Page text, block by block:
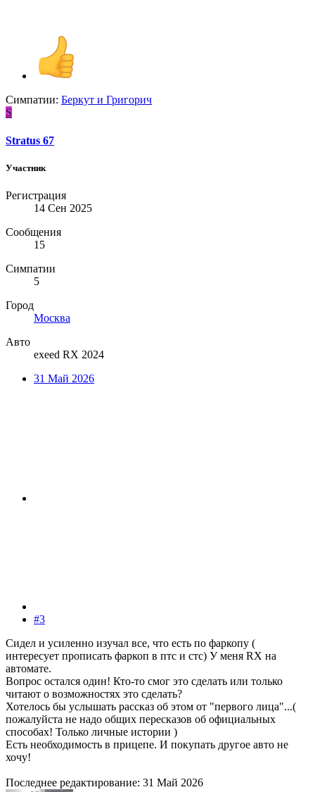
Симпатии: Беркут и Григорич
S
Stratus 67
Участник
Регистрация
14 Сен 2025
Сообщения
15
Симпатии
5
Город
Москва
Авто
exeed RX 2024
31 Май 2026
#3
Сидел и усиленно изучал все, что есть по фаркопу (
интересует прописать фаркоп в птс и стс) У меня RX на
автомате.
Вопрос остался один! Кто-то смог это сделать или только
читают о возможностях это сделать?
Хотелось бы услышать рассказ об этом от "первого лица"...(
пожалуйста не надо общих пересказов об официальных
способах! Только личные истории )
Есть необходимость в прицепе. И покупать другое авто не
хочу!
Последнее редактирование: 31 Май 2026